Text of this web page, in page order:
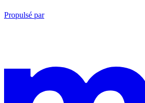
Propulsé par